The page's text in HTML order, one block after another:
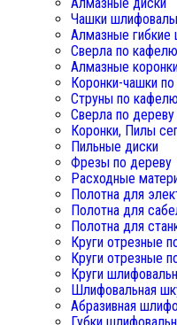
Чашки
Алмазные гибкие
Сверла по
Алмазные
Коронки-чашки
Струны по
Сверла по дереву
Коронки, Пилы
Пильные диски
Фрезы по дереву
Расходные
Полотна для
Полотна для
Полотна для
Круги отрезные
Круги отрезные
Круги
Шлифовальная
Абразивная